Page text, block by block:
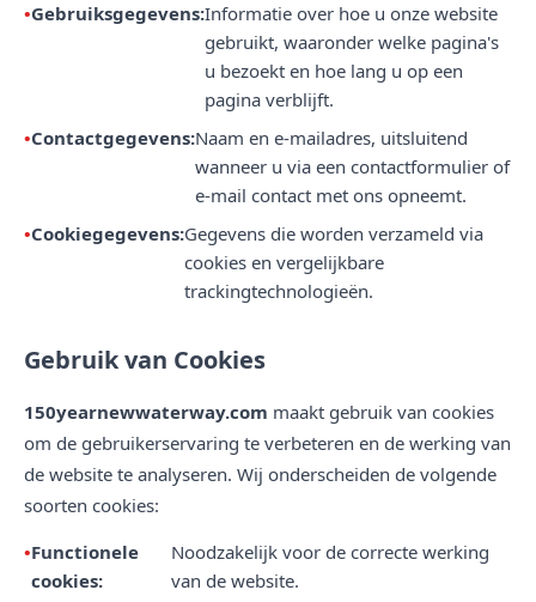
Gebruiksgegevens:Informatie over hoe u onze website
gebruikt, waaronder welke pagina's
u bezoekt en hoe lang u op een
pagina verblijft.
Contactgegevens:Naam en e-mailadres, uitsluitend
wanneer u via een contactformulier of
e-mail contact met ons opneemt.
Cookiegegevens:Gegevens die worden verzameld via
cookies en vergelijkbare
trackingtechnologieën.
Gebruik van Cookies
150yearnewwaterway.com maakt gebruik van cookies
om de gebruikerservaring te verbeteren en de werking van
de website te analyseren. Wij onderscheiden de volgende
soorten cookies:
Functionele
cookies:
Noodzakelijk voor de correcte werking
van de website.